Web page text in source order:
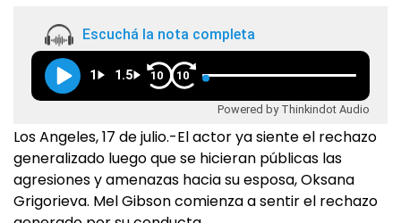
Escuchá la nota completa
1 1.5 10 10
Powered by Thinkindot Audio
Los Angeles, 17 de julio.-El actor ya siente el rechazo
generalizado luego que se hicieran públicas las
agresiones y amenazas hacia su esposa, Oksana
Grigorieva. Mel Gibson comienza a sentir el rechazo